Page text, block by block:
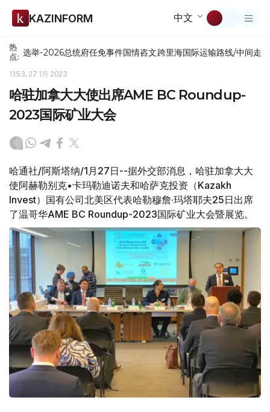
KAZINFORM 中文
热
点: 选举-2026总统府任免事件国情咨文跨里海国际运输路线/中间走廊
11:53, 27 1月 2023
哈驻加拿大大使出席AME BC Roundup-
2023国际矿业大会
哈通社/阿斯塔纳/1月27日--据外交部消息，哈驻加拿大大
使阿赫勒别克•卡玛勒迪诺夫和哈萨克投资（Kazakh
Invest）国有公司北美区代表哈勒穆詹·玛塔耶夫25日出席
了温哥华AME BC Roundup-2023国际矿业大会暨展览。